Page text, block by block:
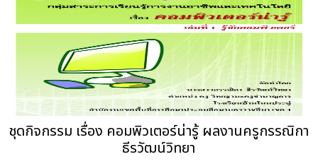
ชุดกิจกรรม เรื่อง คอมพิวเตอร์น่ารู้ ผลงานครูกรรณิกา
ธีรวัฒน์วิทยา